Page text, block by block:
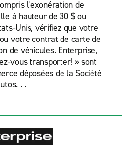
l'exonération de
à hauteur de 30 $ ou
Unis, vérifiez que votre
votre contrat de carte de
de véhicules. Enterprise,
vous transporter! » sont
déposées de la Société
. .